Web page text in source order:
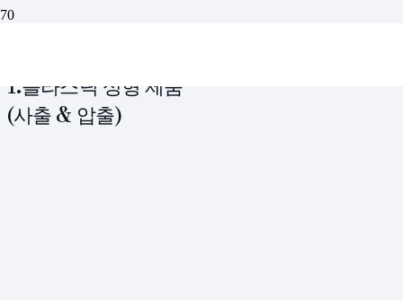
1.플라스틱 성형 제품
(사출 & 압출)